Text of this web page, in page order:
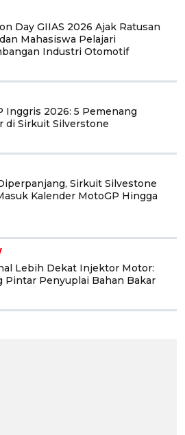
Day GIIAS 2026 Ajak Ratusan
Mahasiswa Pelajari
Industri Otomotif
Inggris 2026: 5 Pemenang
di Sirkuit Silverstone
Sirkuit Silvestone
Kalender MotoGP Hingga
Lebih Dekat Injektor Motor:
Pintar Penyuplai Bahan Bakar